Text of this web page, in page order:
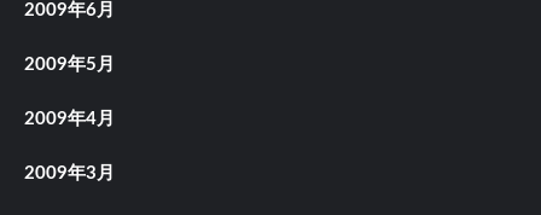
2009年6月
2009年5月
2009年4月
2009年3月